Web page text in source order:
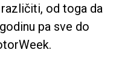
od toga da
pa sve do